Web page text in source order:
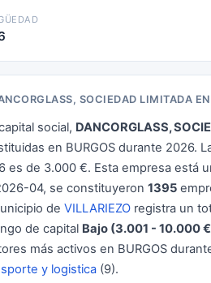
SOCIEDAD LIMITADA
social, DANCORGLASS,
en BURGOS durante 2026.
es de 3.000 €. Esta empresa está
04, se constituyeron 1395
de VILLARIEZO registra un
de capital Bajo (3.001 - 10.000
más activos en BURGOS
y logistica (9).